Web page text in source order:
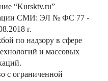
“Kursktv.ru”
СМИ: ЭЛ № ФС 77 -
г.
по надзору в сфере
и массовых
с ограниченной